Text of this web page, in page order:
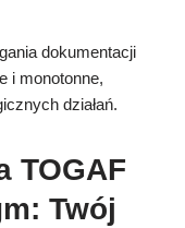
dokumentacji
i monotonne,
działań.
TOGAF
Twój